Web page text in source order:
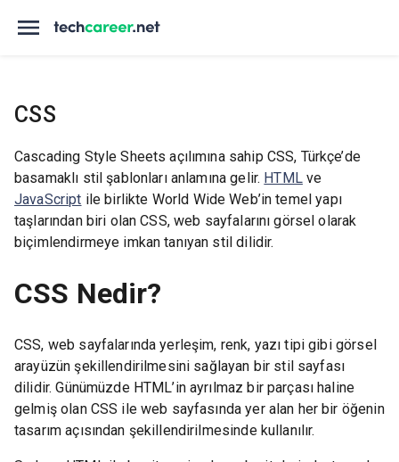
CSS
Cascading Style Sheets açılımına sahip CSS, Türkçe’de
basamaklı stil şablonları anlamına gelir. HTMLve
JavaScript ile birlikte World Wide Web’in temel yapı
taşlarından biri olan CSS, web sayfalarını görsel olarak
biçimlendirmeye imkan tanıyan stil dilidir.
CSS Nedir?
CSS, web sayfalarında yerleşim, renk, yazı tipi gibi görsel
arayüzün şekillendirilmesini sağlayan bir stil sayfası
dilidir. Günümüzde HTML’in ayrılmaz bir parçası haline
gelmiş olan CSS ile web sayfasında yer alan her bir öğenin
tasarım açısından şekillendirilmesinde kullanılır.